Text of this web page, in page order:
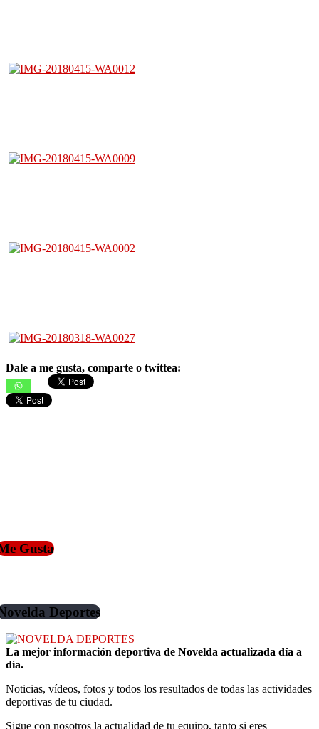
Dale a me gusta, comparte o twittea:
Gusta
Deportes
La mejor información deportiva de Novelda actualizada día a
día.
Noticias, vídeos, fotos y todos los resultados de todas las actividades
deportivas de tu ciudad.
Sigue con nosotros la actualidad de tu equipo, tanto si eres